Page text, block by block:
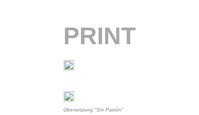
PRINT
Übersetzung "Sin Patrón"